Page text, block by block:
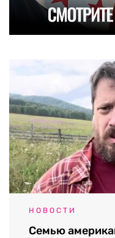
НОВОСТИ
Семью